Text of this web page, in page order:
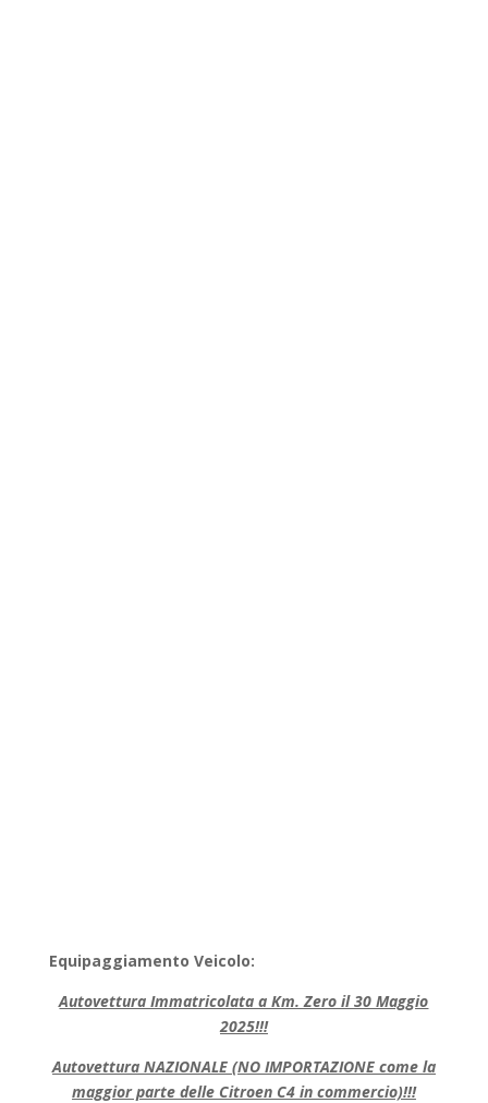
Equipaggiamento Veicolo:
Autovettura Immatricolata a Km. Zero il 30 Maggio
2025!!!
Autovettura NAZIONALE (NO IMPORTAZIONE come la
maggior parte delle Citroen C4 in commercio)!!!